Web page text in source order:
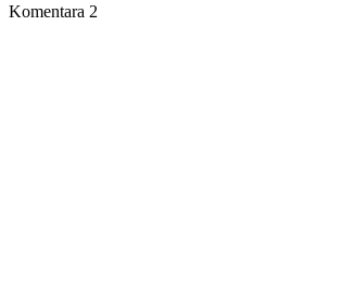
Komentara 2